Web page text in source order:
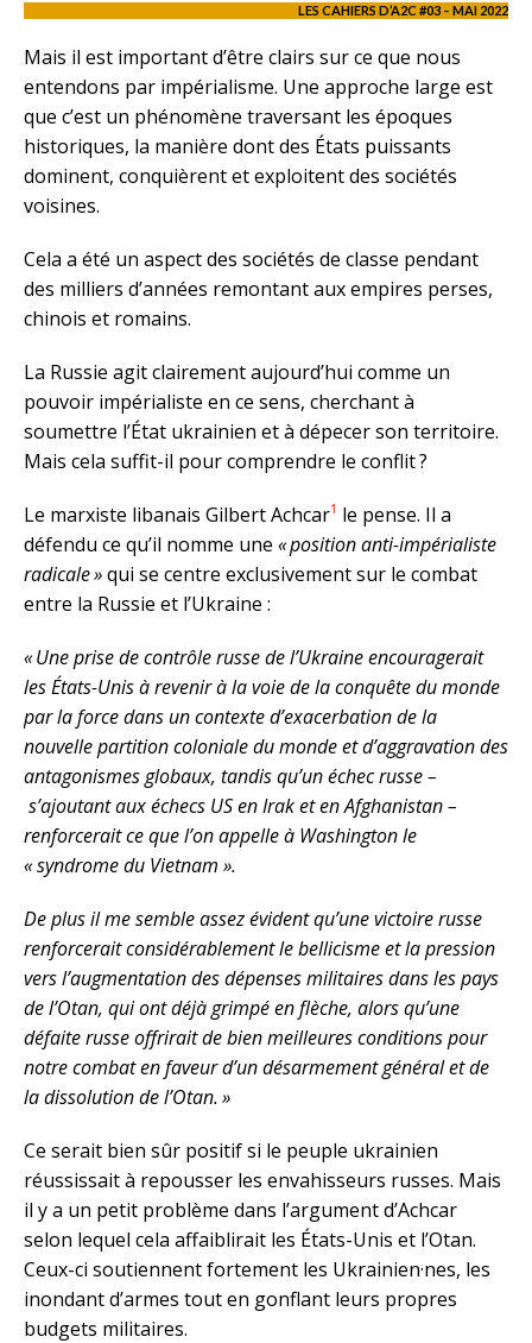
LES CAHIERS D’A2C #03 – MAI 2022
Mais il est important d’être clairs sur ce que nous
entendons par impérialisme. Une approche large est
que c’est un phénomène traversant les époques
historiques, la manière dont des États puissants
dominent, conquièrent et exploitent des sociétés
voisines.
Cela a été un aspect des sociétés de classe pendant
des milliers d’années remontant aux empires perses,
chinois et romains.
La Russie agit clairement aujourd’hui comme un
pouvoir impérialiste en ce sens, cherchant à
soumettre l’État ukrainien et à dépecer son territoire.
Mais cela suffit-il pour comprendre le conflit ?
Le marxiste libanais Gilbert Achcar1 le pense. Il a
défendu ce qu’il nomme une « position anti-impérialiste
radicale »qui se centre exclusivement sur le combat
entre la Russie et l’Ukraine :
« Une prise de contrôle russe de l’Ukraine encouragerait
les États-Unis à revenir à la voie de la conquête du monde
par la force dans un contexte d’exacerbation de la
nouvelle partition coloniale du monde et d’aggravation des
antagonismes globaux, tandis qu’un échec russe –
s’ajoutant aux échecs US en Irak et en Afghanistan –
renforcerait ce que l’on appelle à Washington le
« syndrome du Vietnam ».
De plus il me semble assez évident qu’une victoire russe
renforcerait considérablement le bellicisme et la pression
vers l’augmentation des dépenses militaires dans les pays
de l’Otan, qui ont déjà grimpé en flèche, alors qu’une
défaite russe offrirait de bien meilleures conditions pour
notre combat en faveur d’un désarmement général et de
la dissolution de l’Otan. »
Ce serait bien sûr positif si le peuple ukrainien
réussissait à repousser les envahisseurs russes. Mais
il y a un petit problème dans l’argument d’Achcar
selon lequel cela affaiblirait les États-Unis et l’Otan.
Ceux-ci soutiennent fortement les Ukrainien·nes, les
inondant d’armes tout en gonflant leurs propres
budgets militaires.